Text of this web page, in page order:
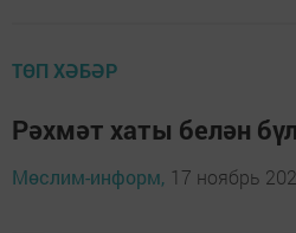
ТӨП ХӘБӘР
Рәхмәт хаты белән
Мөслим-информ, 17 ноябрь